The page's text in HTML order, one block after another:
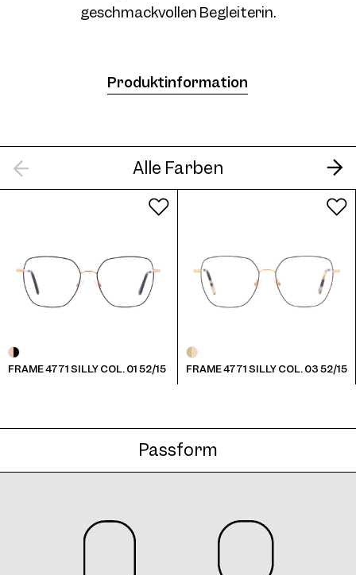
geschmackvollen Begleiterin.
Produktinformation
Alle Farben
FRAME 4771 SILLY COL. 01 52/15 FRAME 4771 SILLY COL. 03 52/15
Passform
Frame 4771 Col. 07 52/15
Frame 4771 Col. 08 52/15
Frame 4771 Silly Col. 09 52/15